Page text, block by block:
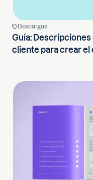
Descargas
Guía: Descripciones
cliente para crear el